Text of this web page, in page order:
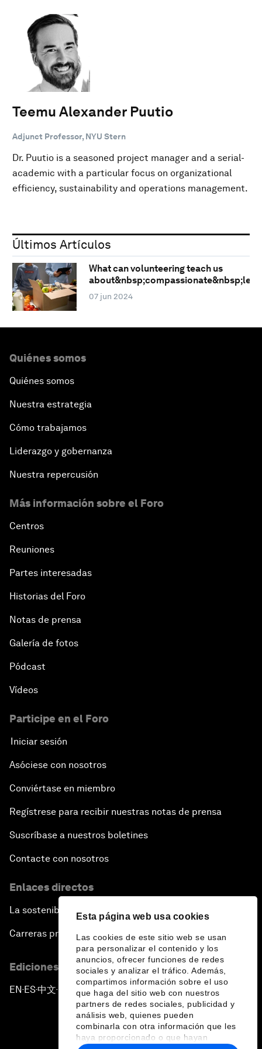
Esta página web usa cookies
Las cookies de este sitio web se usan
para personalizar el contenido y los
anuncios, ofrecer funciones de redes
sociales y analizar el tráfico. Además,
compartimos información sobre el uso
que haga del sitio web con nuestros
partners de redes sociales, publicidad y
análisis web, quienes pueden
combinarla con otra información que les
haya proporcionado o que hayan
Teemu Alexander Puutio
Adjunct Professor, NYU Stern
Dr. Puutio is a seasoned project manager and a serial-
academic with a particular focus on organizational
efficiency, sustainability and operations management.
Últimos Artículos
What can volunteering teach us
07 jun 2024
Quiénes somos
Quiénes somos
Nuestra estrategia
Cómo trabajamos
Liderazgo y gobernanza
Nuestra repercusión
Más información sobre el Foro
Centros
Reuniones
Partes interesadas
Historias del Foro
Notas de prensa
Galería de fotos
Pódcast
Vídeos
Participe en el Foro
Iniciar sesión
Asóciese con nosotros
Conviértase en miembro
Regístrese para recibir nuestras notas de prensa
Suscríbase a nuestros boletines
Contacte con nosotros
Enlaces directos
La sostenibilidad en el Foro
Carreras profesionales
Ediciones en otros idiomas
EN ▪ES▪中文▪ 日本語